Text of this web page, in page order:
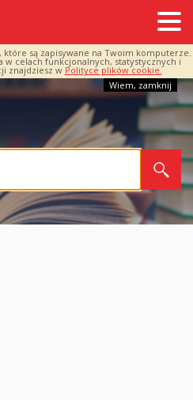
są zapisywane na Twoim komputerze.
w celach funkcjonalnych, statystycznych i
znajdziesz w Polityce plików cookie.
Wiem, zamknij